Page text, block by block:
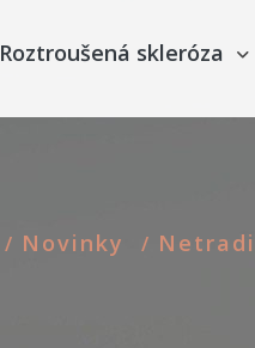
Roztroušená skleróza
/ Novinky /